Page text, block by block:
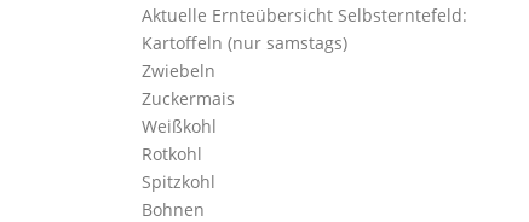
Aktuelle Ernteübersicht Selbsterntefeld:
Kartoffeln (nur samstags)
Zwiebeln
Zuckermais
Weißkohl
Rotkohl
Spitzkohl
Bohnen